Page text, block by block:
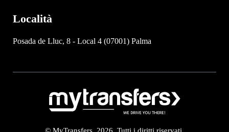
Località
Posada de Lluc, 8 - Local 4 (07001) Palma